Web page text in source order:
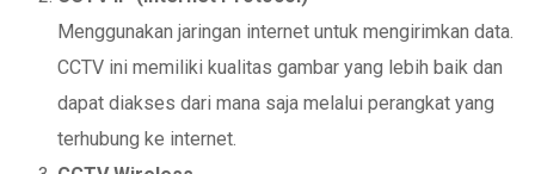
Menggunakan jaringan internet untuk mengirimkan data.
CCTV ini memiliki kualitas gambar yang lebih baik dan
dapat diakses dari mana saja melalui perangkat yang
terhubung ke internet.